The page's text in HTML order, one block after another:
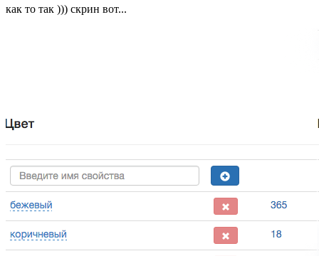
как то так ))) скрин вот...